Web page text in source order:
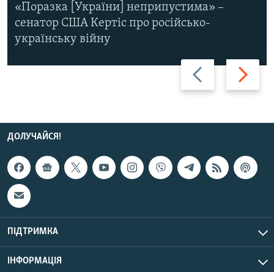
Назад Вперед
«Поразка [України] неприпустима» –
сенатор США Кертіс про російсько-
українську війну
ДОЛУЧАЙСЯ!
ПІДТРИМКА
ІНФОРМАЦІЯ